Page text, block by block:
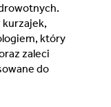
który
zaleci
do